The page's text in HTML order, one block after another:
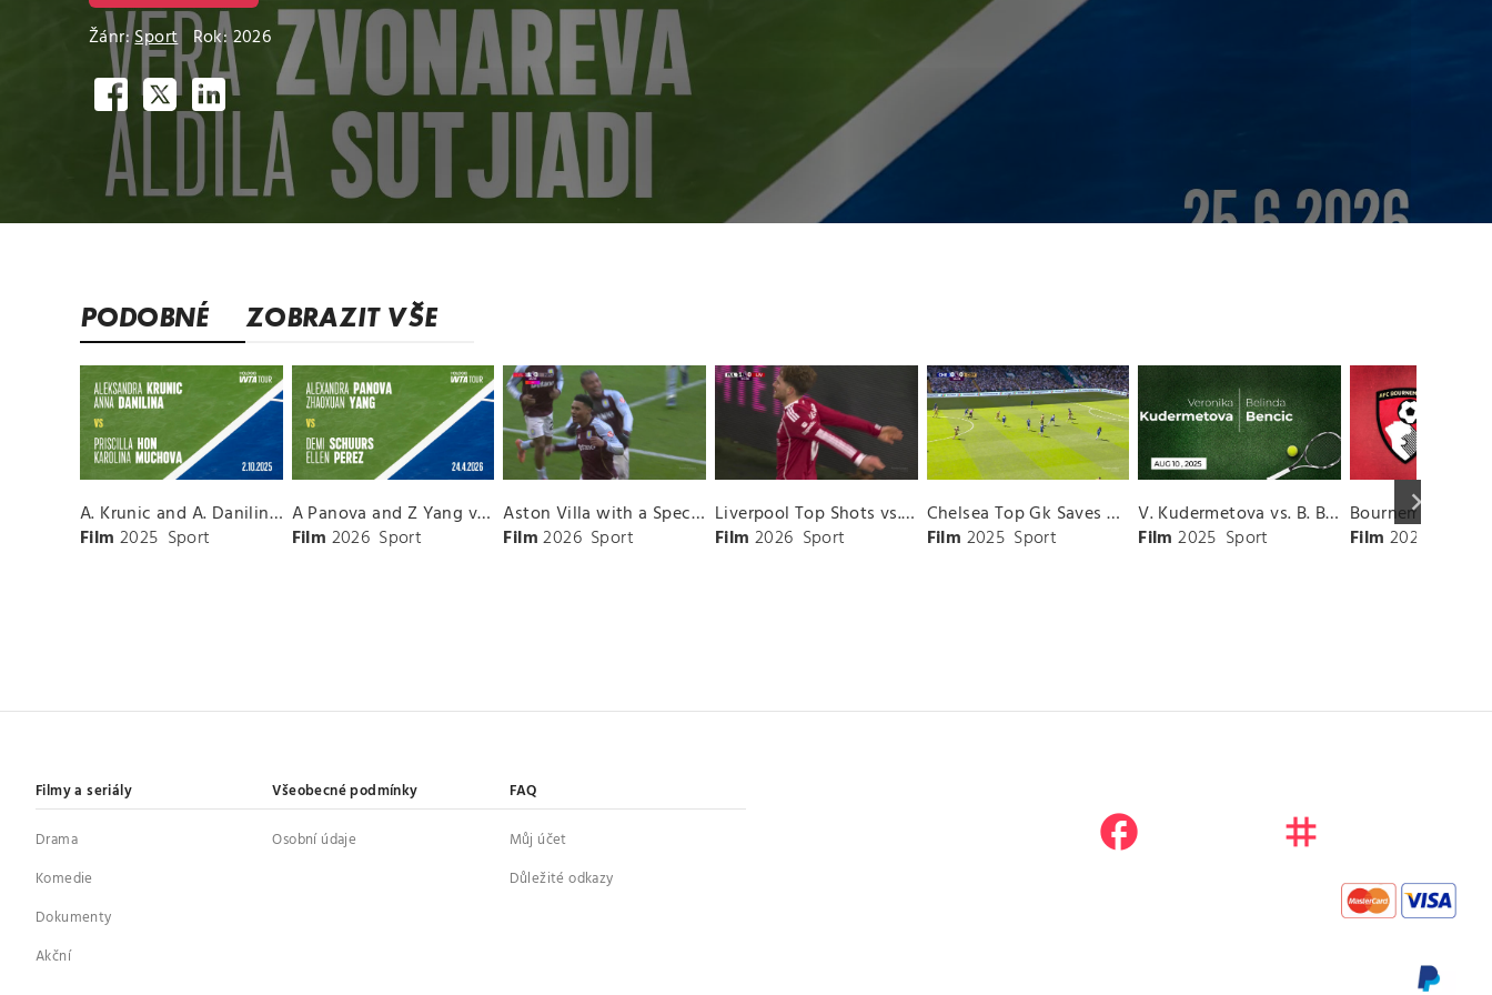
Žánr:Sport Rok: 2026
PODOBNÉ ZOBRAZIT VŠE
keyboard_arrow_right
A. Krunic and A. Danilina vs. P. Hon and K. Muchova Match Highlights - BEIJING_Capital Group Diamond ( October 02, 2025)
Film 2025 Sport
A Panova and Z Yang vs D Schuurs and E Perez Match Highlights - MADRID_Court 8 ( April 24, 2026)
Film 2026 Sport
Aston Villa with a Spectacular Goal vs. Nottingham Forest
Film2026 Sport
Liverpool Top Shots vs. Fulham
Film 2026 Sport
Chelsea Top Gk Saves vs. Crystal Palace
Film 2025 Sport
V. Kudermetova vs. B. Bencic Match Highlights - CINCINNATI_Champions Court ( August 10, 2025)
Film 2025 Sport Film 2025
Filmy a seriály
Drama
Komedie
Dokumenty
Akční
Všeobecné podmínky
Osobní údaje
FAQ
Můj účet
Důležité odkazy
facebook
instagram